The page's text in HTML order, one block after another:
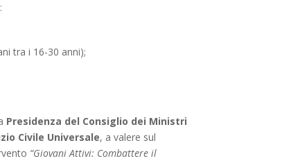
tra i 16-30 anni);
Presidenza del Consiglio dei Ministri
Civile Universale, a valere sul
“Giovani Attivi: Combattere il